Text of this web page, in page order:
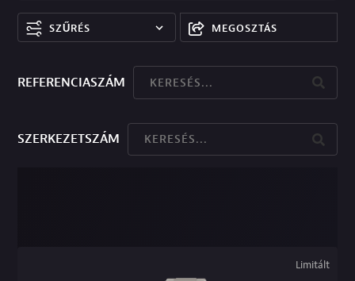
SZŰRÉS MEGOSZTÁS
REFERENCIASZÁM
SZERKEZETSZÁM
Limitált